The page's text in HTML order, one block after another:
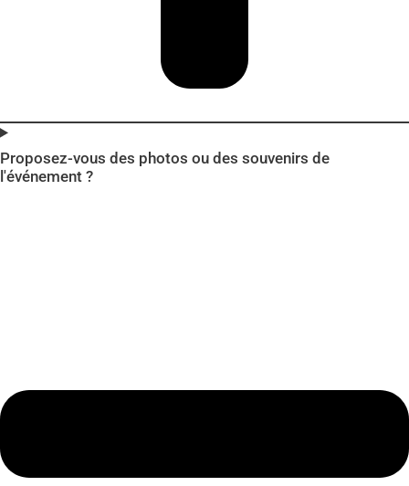
Proposez-vous des photos ou des souvenirs de
l'événement ?